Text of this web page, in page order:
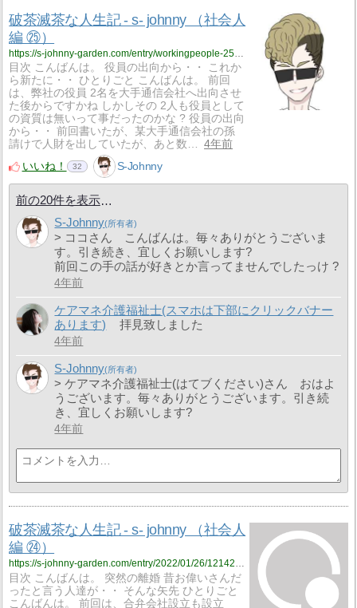
破茶滅茶な人生記 - s- johnny （社会人
編 ㉕）
目次 こんばんは。 役員の出向から・・ これか
ら新たに・・ ひとりごと こんばんは。 前回
は、弊社の役員 2名を大手通信会社へ出向させ
た後からですかね しかしその 2人も役員として
の資質は無いって事だったのかな ? 役員の出向
から・・ 前回書いたが、某大手通信会社の孫
請けで人財を出していたが、あと数…
4年前
いいね！
32 S-Johnny
前の20件を表示
S-Johnny
> ココさん こんばんは。毎々ありがとうございま
す。引き続き、宜しくお願いします?
前回この手の話が好きとか言ってませんでしたっけ ?
4年前
ケアマネ介護福祉士(スマホは下部にクリックバナー
あります)
拝見致しました
4年前
S-Johnny
> ケアマネ介護福祉士(はてブください)さん おはよ
うございます。毎々ありがとうございます。引き続
き、宜しくお願いします?
4年前
破茶滅茶な人生記 - s- johnny （社会人
編 ㉔）
https://s-johnny-garden.com/entry/2022/01/26/121421?utm_source=feed
目次 こんばんは。 突然の離婚 昔お偉いさんだ
ったと言う人達が・・ そんな矢先 ひとりごと
こんばんは。 前回は、合弁会社設立も設立